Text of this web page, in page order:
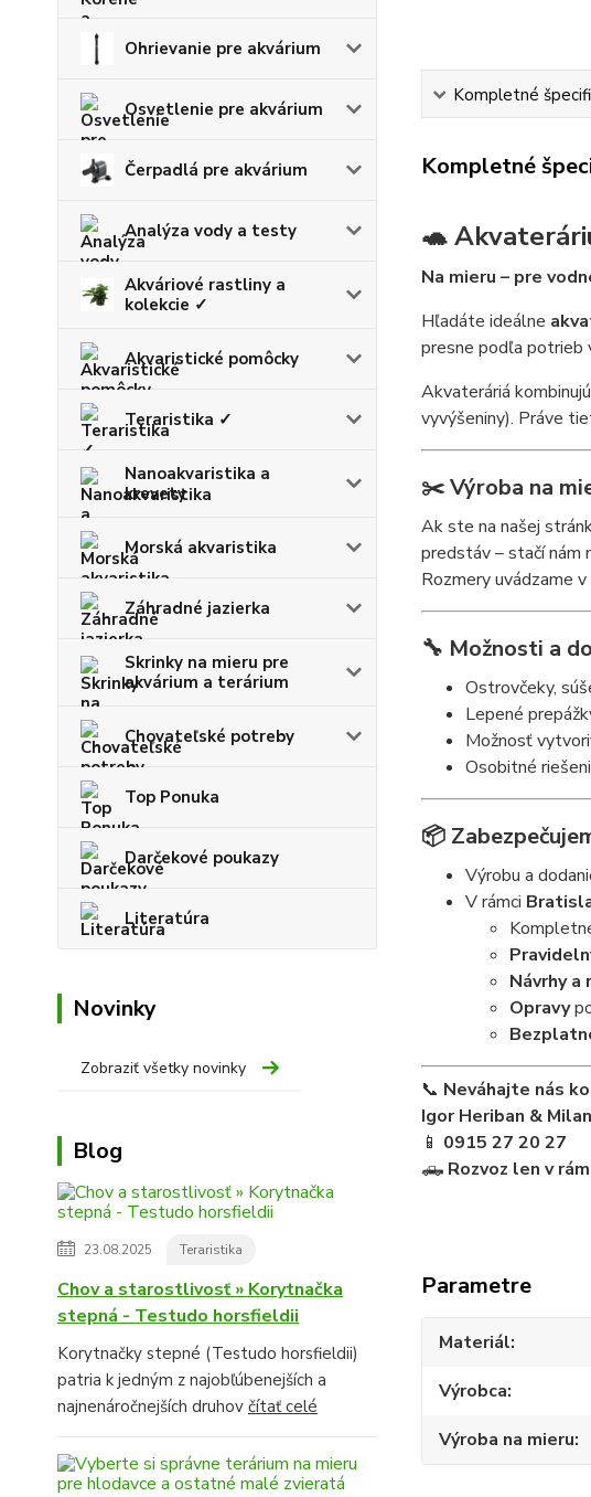
Ohrievanie pre akvárium
Osvetlenie pre akvárium
Čerpadlá pre akvárium
Analýza vody a testy
Akváriové rastliny a
kolekcie ✓
Akvaristické pomôcky
Teraristika ✓
Nanoakvaristika a
krevety
Morská akvaristika
Záhradné jazierka
Skrinky na mieru pre
akvárium a terárium
Chovateľské potreby
Top Ponuka
Darčekové poukazy
Literatúra
Novinky
Zobraziť všetky novinky
Blog
23.08.2025 Teraristika
Chov a starostlivosť » Korytnačka
stepná - Testudo horsfieldii
Korytnačky stepné (Testudo horsfieldii)
patria k jedným z najobľúbenejších a
najnenáročnejších druhov čítať celé
Kompletné
Kompletné
🐢
Na mieru – pre
Hľadáte ideálne
presne podľa potrieb
Akvateráriá
vyvýšeniny). Práve
✂️Výroba na
Ak ste na našej
predstáv – stačí nám
Rozmery uvádzame v
🔧 Možnosti a
Ostrovčeky,
Lepené
Možnosť
Osobitné
📦
Výrobu a
V rámci
Návrhy a
Opravy
📞 Neváhajte nás
Igor Heriban &
📱 0915 27 20 27
🛻 Rozvoz len v
Parametre
Materiál
Výrobca
Výroba na mieru